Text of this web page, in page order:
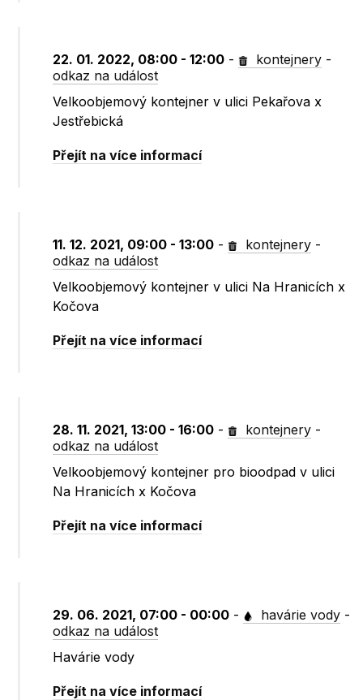
22. 01. 2022, 08:00 - 12:00 - kontejnery -
odkaz na událost
Velkoobjemový kontejner v ulici Pekařova x
Jestřebická
Přejít na více informací
11. 12. 2021, 09:00 - 13:00 - kontejnery -
odkaz na událost
Velkoobjemový kontejner v ulici Na Hranicích x
Kočova
Přejít na více informací
28. 11. 2021, 13:00 - 16:00 - kontejnery -
odkaz na událost
Velkoobjemový kontejner pro bioodpad v ulici
Na Hranicích x Kočova
Přejít na více informací
29. 06. 2021, 07:00 - 00:00 - havárie vody -
odkaz na událost
Havárie vody
Přejít na více informací